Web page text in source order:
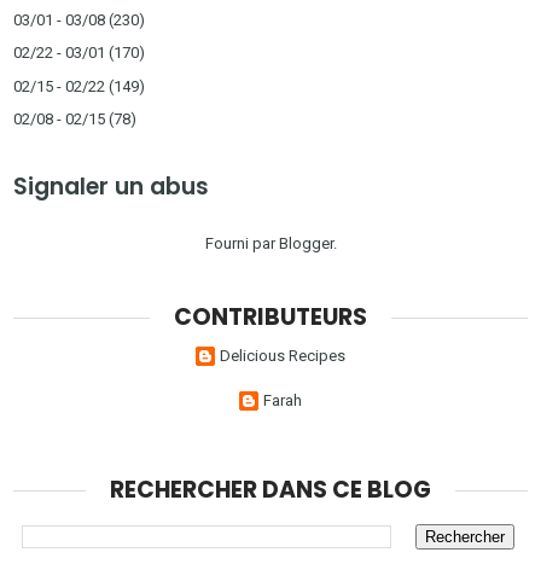
03/01 - 03/08 (230)
02/22 - 03/01 (170)
02/15 - 02/22 (149)
02/08 - 02/15 (78)
Signaler un abus
Fourni parBlogger.
CONTRIBUTEURS
Delicious Recipes
Farah
RECHERCHER DANS CE BLOG